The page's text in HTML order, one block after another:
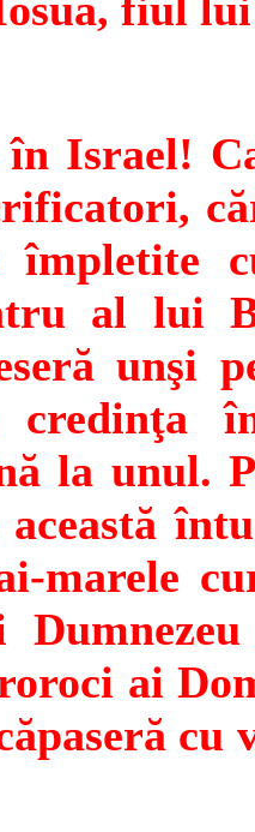
în Israel!
împletite
al lui
unşi
la unul.
marele
ai